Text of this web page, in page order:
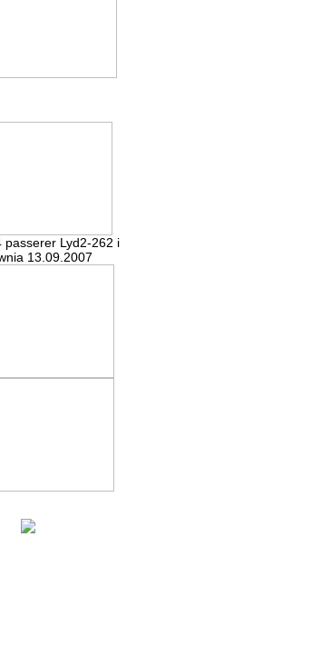
passerer Lyd2-262 i
13.09.2007